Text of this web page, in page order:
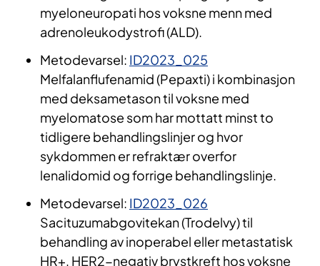
myeloneuropati hos voksne menn med
adrenoleukodystrofi (ALD).
Metodevarsel: ID2023_025
Melfalanflufenamid (Pepaxti) i kombinasjon
med deksametason til voksne med
myelomatose som har mottatt minst to
tidligere behandlingslinjer og hvor
sykdommen er refraktær overfor
lenalidomid og forrige behandlingslinje.
Metodevarsel: ID2023_026
Sacituzumabgovitekan (Trodelvy) til
behandling av inoperabel eller metastatisk
HR+, HER2-negativ brystkreft hos voksne